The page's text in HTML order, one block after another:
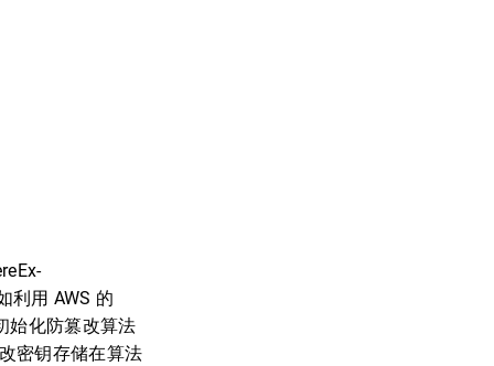
利用 AWS 的
始化防篡改算法
密钥存储在算法